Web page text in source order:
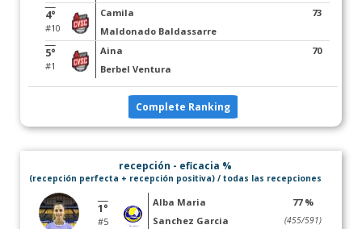
4°
#10
Camila
Maldonado Baldassarre
73
5°
#1
Aina
Berbel Ventura
70
Complete Ranking
recepción - eficacia %
(recepción perfecta + recepción positiva) / todas las recepciones
1°
#5
Alba Maria
Sanchez Garcia
77 %
(455/591)